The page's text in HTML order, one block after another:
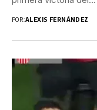
POR:ALEXIS FERNÁNDEZ